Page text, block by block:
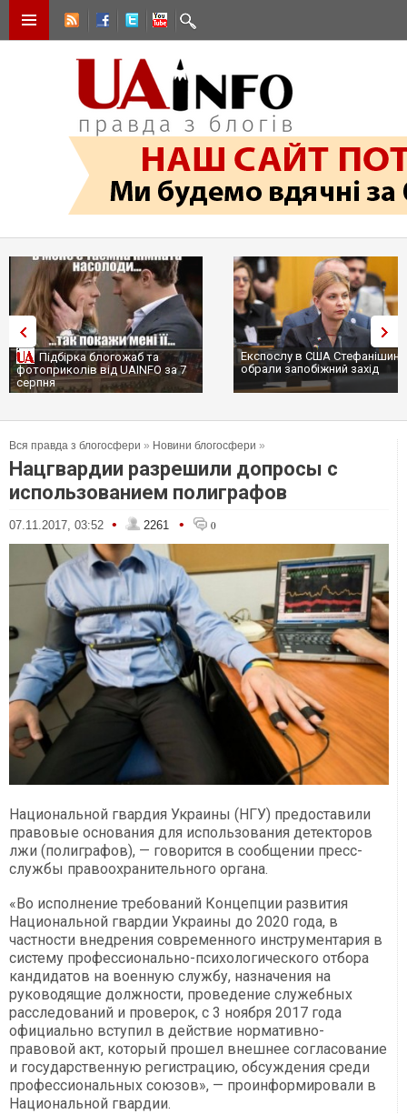
Підбірка блогожаб та
фотоприколів від UAINFO за 7
серпня
Експослу в США
обрали запобіжний захід
Вся правда з блогосфери » Новини блогосфери »
Нацгвардии разрешили допросы с
использованием полиграфов
07.11.2017, 03:52 • 2261 • 0
Национальной гвардия Украины (НГУ) предоставили
правовые основания для использования детекторов
лжи (полиграфов), — говорится в сообщении пресс-
службы правоохранительного органа.
«Во исполнение требований Концепции развития
Национальной гвардии Украины до 2020 года, в
частности внедрения современного инструментария в
систему профессионально-психологического отбора
кандидатов на военную службу, назначения на
руководящие должности, проведение служебных
расследований и проверок, с 3 ноября 2017 года
официально вступил в действие нормативно-
правовой акт, который прошел внешнее согласование
и государственную регистрацию, обсуждения среди
профессиональных союзов», — проинформировали в
Национальной гвардии.